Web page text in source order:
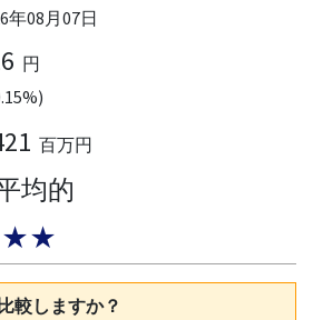
年08月07日
円
百万円
均的
較しますか？